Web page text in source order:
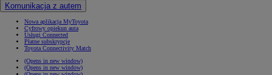
Komunikacja z autem
Nowa aplikacja MyToyota
Cyfrowy opiekun auta
Usługi Connected
Płatne subskrypcje
Toyota Connectivity Match
(Opens in new window)
(Opens in new window)